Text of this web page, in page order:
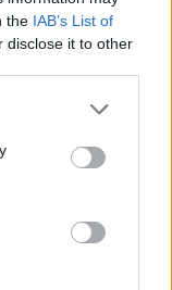
the IAB’s List of
disclose it to other
en 2026
sans crier
donnés dans le
sexologue pour